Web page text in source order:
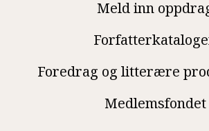
Meld inn
Foredrag og litterære
Medlemsfondet